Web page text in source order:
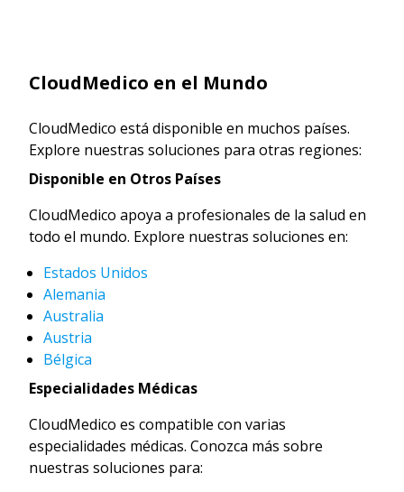
CloudMedico en el Mundo
CloudMedico está disponible en muchos países.
Explore nuestras soluciones para otras regiones:
Disponible en Otros Países
CloudMedico apoya a profesionales de la salud en
todo el mundo. Explore nuestras soluciones en:
Estados Unidos
Alemania
Australia
Austria
Bélgica
Especialidades Médicas
CloudMedico es compatible con varias
especialidades médicas. Conozca más sobre
nuestras soluciones para: